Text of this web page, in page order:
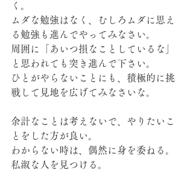
く。
ムダな勉強はなく、むしろムダに思え
る勉強も進んでやってみなさい。
周囲に「あいつ損なことしているな」
と思われても突き進んで下さい。
ひとがやらないことにも、積極的に挑
戦して見地を広げてみなさいな。
余計なことは考えないで、やりたいこ
とをした方が良い。
わからない時は、偶然に身を委ねる。
私淑な人を見つける。